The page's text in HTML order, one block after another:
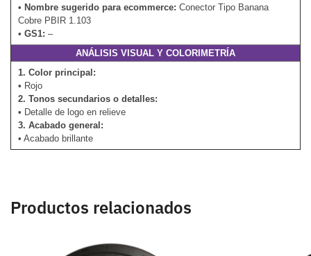
• Nombre sugerido para ecommerce: Conector Tipo Banana
Cobre PBIR 1.103
• GS1: –
ANÁLISIS VISUAL Y COLORIMETRÍA
1. Color principal:
• Rojo
2. Tonos secundarios o detalles:
• Detalle de logo en relieve
3. Acabado general:
• Acabado brillante
Productos relacionados